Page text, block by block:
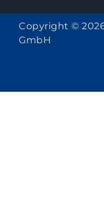
Copyright ©
GmbH